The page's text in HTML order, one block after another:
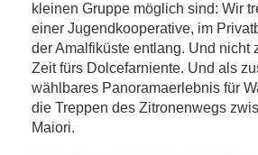
kleinen Gruppe möglich sind: Wir
einer Jugendkooperative, im
der Amalfiküste entlang. Und nicht
Zeit fürs Dolcefarniente. Und als
wählbares Panoramaerlebnis für
die Treppen des Zitronenwegs
Maiori.